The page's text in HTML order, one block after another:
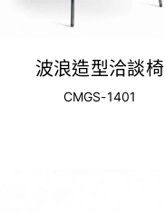
波浪造型洽談椅
CMGS-1401